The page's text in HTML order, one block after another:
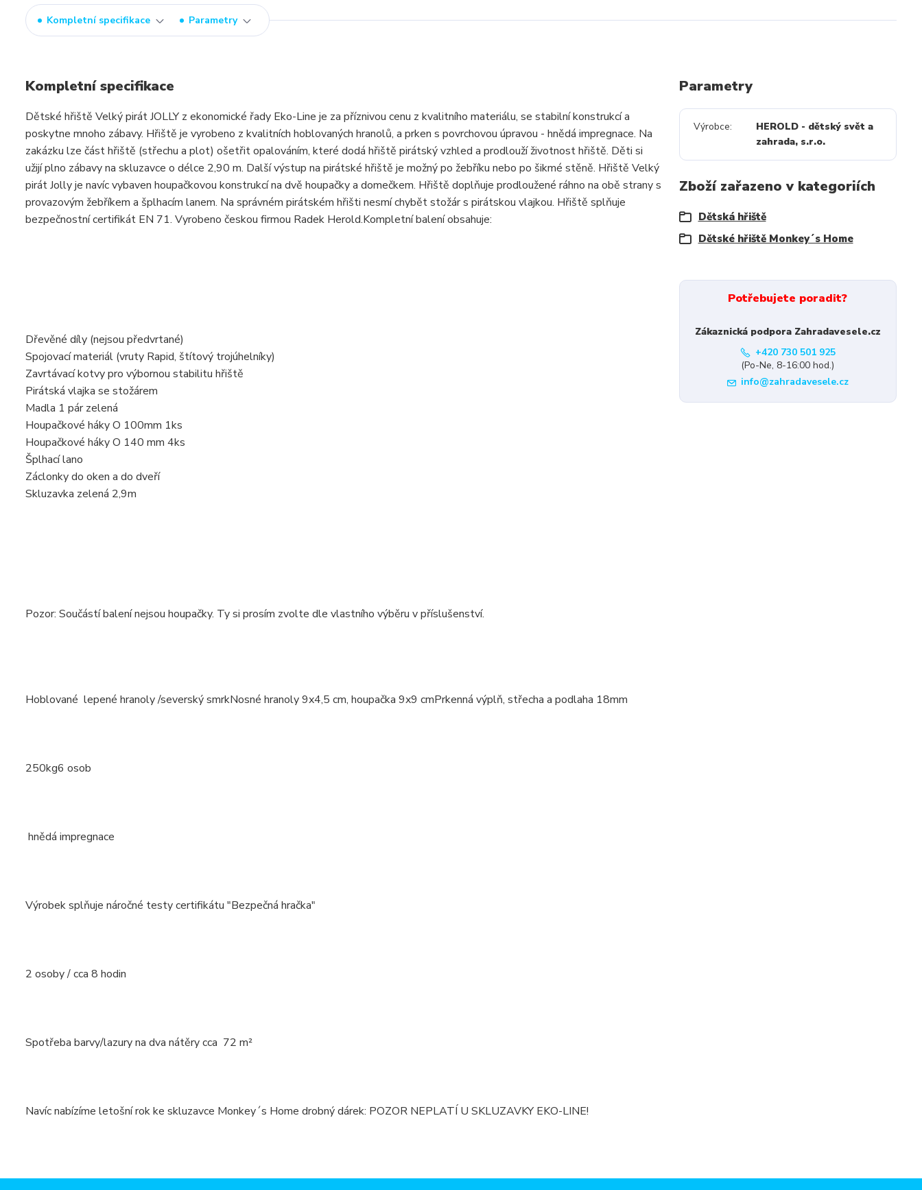
Kompletní specifikace Parametry
Kompletní specifikace
Dětské hřiště Velký pirát JOLLY z ekonomické řady Eko-Line je za příznivou cenu z kvalitního materiálu, se stabilní konstrukcí a
poskytne mnoho zábavy. Hřiště je vyrobeno z kvalitních hoblovaných hranolů, a prken s povrchovou úpravou - hnědá impregnace. Na
zakázku lze část hřiště (střechu a plot) ošetřit opalováním, které dodá hřiště pirátský vzhled a prodlouží životnost hřiště. Děti si
užijí plno zábavy na skluzavce o délce 2,90 m. Další výstup na pirátské hřiště je možný po žebříku nebo po šikmé stěně. Hřiště Velký
pirát Jolly je navíc vybaven houpačkovou konstrukcí na dvě houpačky a domečkem. Hřiště doplňuje prodloužené ráhno na obě strany s
provazovým žebříkem a šplhacím lanem. Na správném pirátském hřišti nesmí chybět stožár s pirátskou vlajkou. Hřiště splňuje
bezpečnostní certifikát EN 71. Vyrobeno českou firmou Radek Herold.Kompletní balení obsahuje:
Dřevěné díly (nejsou předvrtané)
Spojovací materiál (vruty Rapid, štítový trojúhelníky)
Zavrtávací kotvy pro výbornou stabilitu hřiště
Pirátská vlajka se stožárem
Madla 1 pár zelená
Houpačkové háky O 100mm 1ks
Houpačkové háky O 140 mm 4ks
Šplhací lano
Záclonky do oken a do dveří
Skluzavka zelená 2,9m
Pozor: Součástí balení nejsou houpačky. Ty si prosím zvolte dle vlastního výběru v příslušenství.
Hoblované lepené hranoly /severský smrkNosné hranoly 9x4,5 cm, houpačka 9x9 cmPrkenná výplň, střecha a podlaha 18mm
250kg6 osob
hnědá impregnace
Výrobek splňuje náročné testy certifikátu "Bezpečná hračka"
2 osoby / cca 8 hodin
Spotřeba barvy/lazury na dva nátěry cca 72 m²
Navíc nabízíme letošní rok ke skluzavce Monkey´s Home drobný dárek: POZOR NEPLATÍ U SKLUZAVKY EKO-LINE!
Parametry
Výrobce
HEROLD - dětský svět a
zahrada, s.r.o.
Zboží zařazeno v kategoriích
Dětská hřiště
Dětské hřiště Monkey´s Home
Potřebujete poradit?
Zákaznická podpora Zahradavesele.cz
+420 730 501 925
(Po-Ne, 8-16:00 hod.)
info@zahradavesele.cz